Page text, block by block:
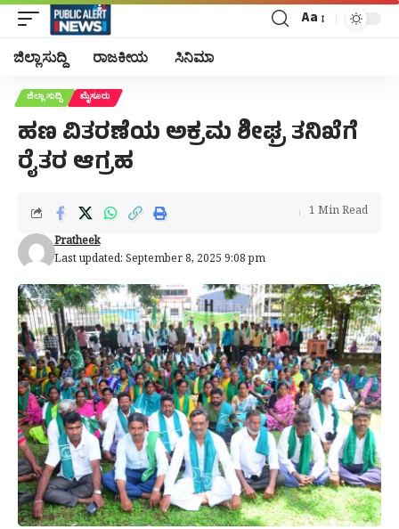
Font
Aa
ಜಿಲ್ಲಾ ಸುದ್ದಿ ರಾಜಕೀಯ ಸಿನಿಮಾ
ಜಿಲ್ಲಾ ಸುದ್ದಿ ಮೈಸೂರು
ಹಣ ವಿತರಣೆಯ ಅಕ್ರಮ ಶೀಘ್ರ ತನಿಖೆಗೆ
ರೈತರ ಆಗ್ರಹ
Last updated: September 8, 2025 9:08 pm
Pratheek
1 Min Read